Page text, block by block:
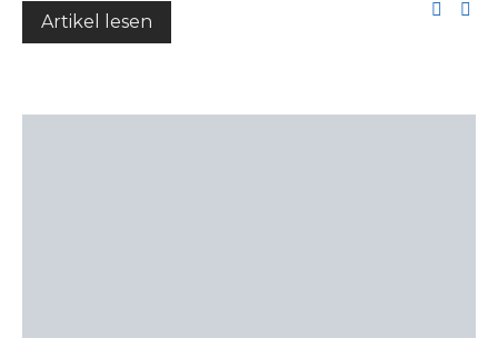
Artikel lesen